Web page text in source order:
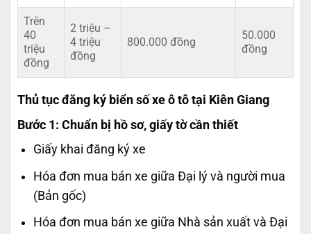
Trên
40
triệu
đồng
2 triệu –
4 triệu
đồng
800.000 đồng
50.000
đồng
Thủ tục đăng ký biển số xe ô tô tại Kiên Giang
Bước 1: Chuẩn bị hồ sơ, giấy tờ cần thiết
Giấy khai đăng ký xe
Hóa đơn mua bán xe giữa Đại lý và người mua
(Bản gốc)
Hóa đơn mua bán xe giữa Nhà sản xuất và Đại